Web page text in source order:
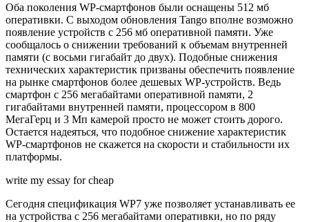
Оба поколения WP-смартфонов были оснащены 512 мб
оперативки. С выходом обновления Tango вполне возможно
появление устройств с 256 мб оперативной памяти. Уже
сообщалось о снижении требований к объемам внутренней
памяти (с восьми гигабайт до двух). Подобные снижения
технических характеристик призваны обеспечить появление
на рынке смартфонов более дешевых WP-устройств. Ведь
смартфон с 256 мегабайтами оперативной памяти, 2
гигабайтами внутренней памяти, процессором в 800
МегаГерц и 3 Мп камерой просто не может стоить дорого.
Остается надеяться, что подобное снижение характеристик
WP-смартфонов не скажется на скорости и стабильности их
платформы.
write my essay for cheap
Сегодня спецификация WP7 уже позволяет устанавливать ее
на устройства с 256 мегабайтами оперативки, но по ряду